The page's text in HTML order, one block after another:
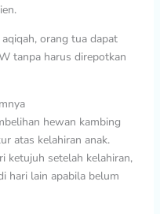
orang tua dapat
tanpa harus direpotkan
hewan kambing
atas kelahiran anak.
ketujuh setelah kelahiran,
hari lain apabila belum